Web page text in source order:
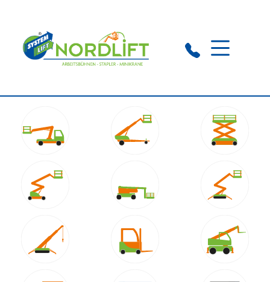
Langenhagen:0511 54 55 57 10